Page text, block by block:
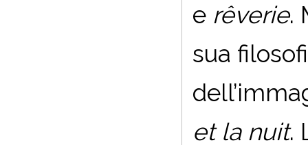
e rêverie.
sua
et la nuit.